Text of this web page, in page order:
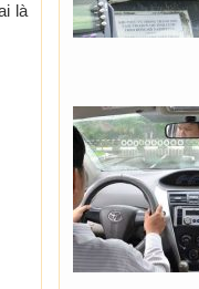
là